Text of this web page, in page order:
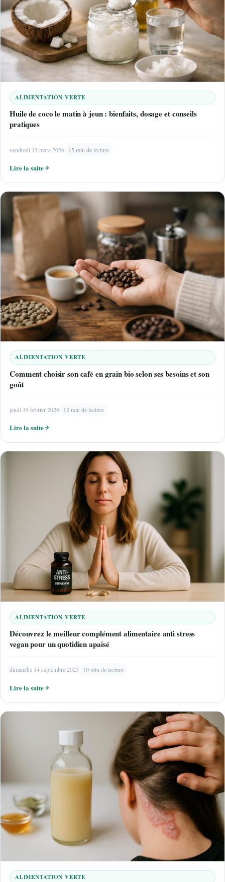
ALIMENTATION VERTE
Huile de coco le matin à jeun : bienfaits, dosage et conseils
pratiques
vendredi 13 mars 2026 15 min de lecture
Lire la suite
ALIMENTATION VERTE
Comment choisir son café en grain bio selon ses besoins et son
goût
jeudi 19 février 2026 13 min de lecture
Lire la suite
ALIMENTATION VERTE
Découvrez le meilleur complément alimentaire anti stress
vegan pour un quotidien apaisé
dimanche 14 septembre 2025 10 min de lecture
Lire la suite
ALIMENTATION VERTE